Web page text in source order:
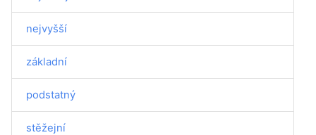
nejvyšší
základní
podstatný
stěžejní